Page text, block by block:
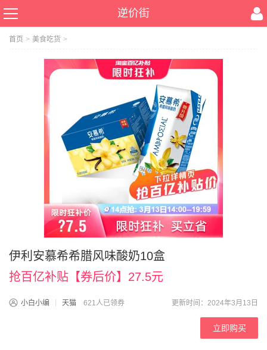
逆价街
首页 > 美食吃货 >
伊利安慕希希腊风味酸奶10盒
抢百亿补贴【券后价】27.5元
小白小编 天猫 621人已领券 更新时间：2024年3月13日
立即购买